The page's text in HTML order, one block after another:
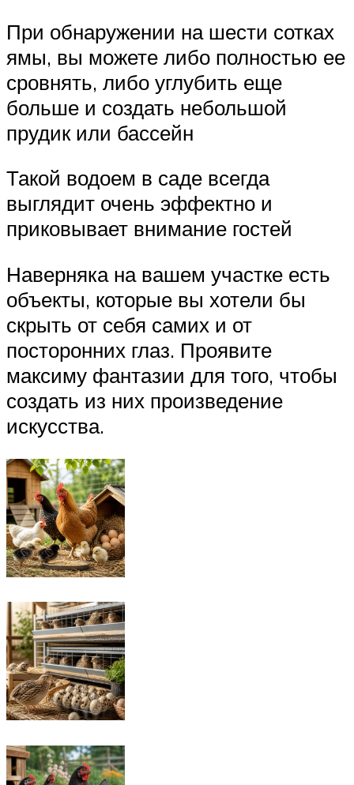
При обнаружении на шести сотках
ямы, вы можете либо полностью ее
сровнять, либо углубить еще
больше и создать небольшой
прудик или бассейн
Такой водоем в саде всегда
выглядит очень эффектно и
приковывает внимание гостей
Наверняка на вашем участке есть
объекты, которые вы хотели бы
скрыть от себя самих и от
посторонних глаз. Проявите
максиму фантазии для того, чтобы
создать из них произведение
искусства.